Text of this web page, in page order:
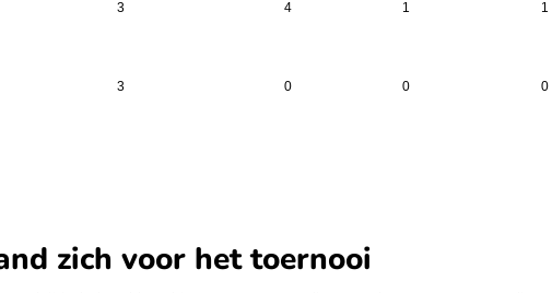
3 4 1 1
3 0 0 0
zich voor het toernooi